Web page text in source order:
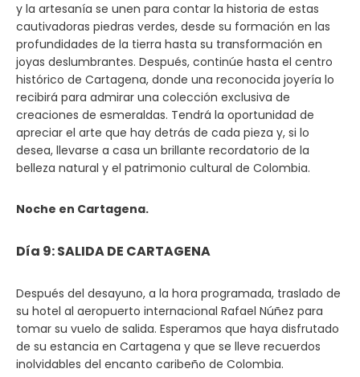
y la artesanía se unen para contar la historia de estas
cautivadoras piedras verdes, desde su formación en las
profundidades de la tierra hasta su transformación en
joyas deslumbrantes. Después, continúe hasta el centro
histórico de Cartagena, donde una reconocida joyería lo
recibirá para admirar una colección exclusiva de
creaciones de esmeraldas. Tendrá la oportunidad de
apreciar el arte que hay detrás de cada pieza y, si lo
desea, llevarse a casa un brillante recordatorio de la
belleza natural y el patrimonio cultural de Colombia.
Noche en Cartagena.
Día 9: SALIDA DE CARTAGENA
Después del desayuno, a la hora programada, traslado de
su hotel al aeropuerto internacional Rafael Núñez para
tomar su vuelo de salida. Esperamos que haya disfrutado
de su estancia en Cartagena y que se lleve recuerdos
inolvidables del encanto caribeño de Colombia.